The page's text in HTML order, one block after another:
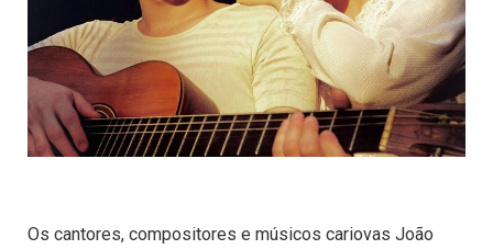
Os cantores, compositores e músicos cariovas João